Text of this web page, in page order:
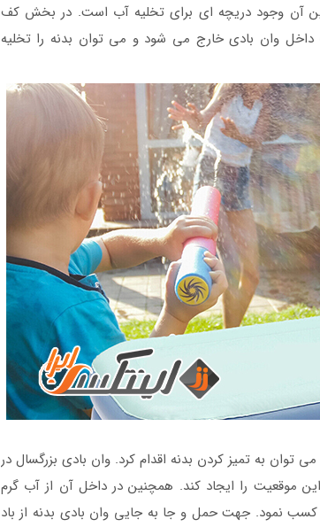
آن وجود دریچه ای برای تخلیه آب است. در بخش کف
وان بادی خارج می شود و می توان بدنه را تخلیه
به تمیز کردن بدنه اقدام کرد. وان بادی بزرگسال در
موقعیت را ایجاد کند. همچنین در داخل آن از آب گرم
نمود. جهت حمل و جا به جایی وان بادی بدنه از باد